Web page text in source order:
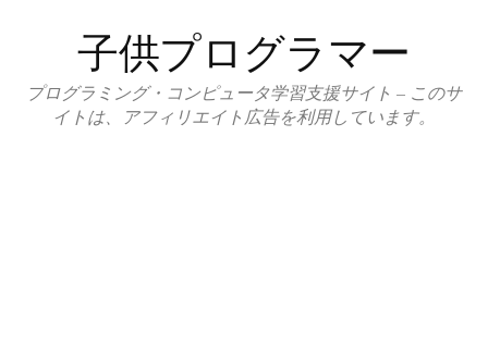
ン
子供プログラマー
プログラミング・コンピュータ学習支援サイト – このサ
イトは、アフィリエイト広告を利用しています。